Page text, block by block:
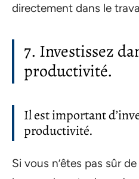
directement dans le
7. Investissez
productivité.
Il est important
productivité.
Si vous n’êtes pas sûr